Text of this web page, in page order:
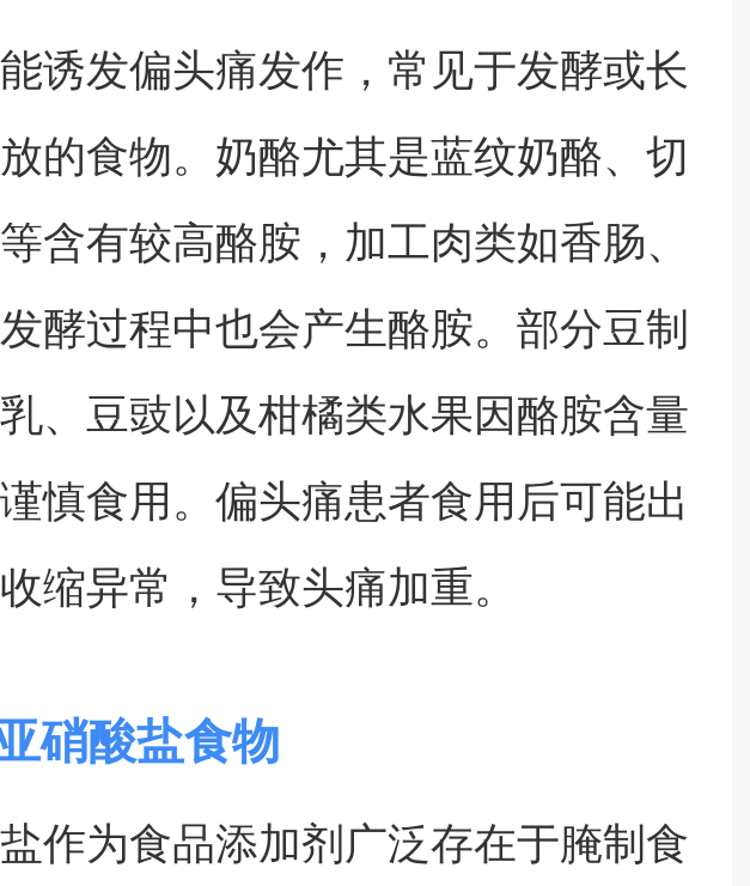
诱发偏头痛发作，常见于发酵或长
的食物。奶酪尤其是蓝纹奶酪、切
含有较高酪胺，加工肉类如香肠、
酵过程中也会产生酪胺。部分豆制
、豆豉以及柑橘类水果因酪胺含量
慎食用。偏头痛患者食用后可能出
缩异常，导致头痛加重。
硝酸盐食物
作为食品添加剂广泛存在于腌制食